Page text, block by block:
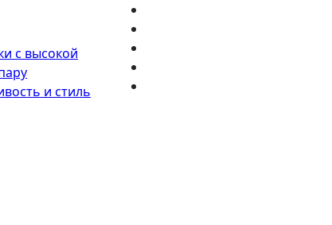
с высокой
и стиль